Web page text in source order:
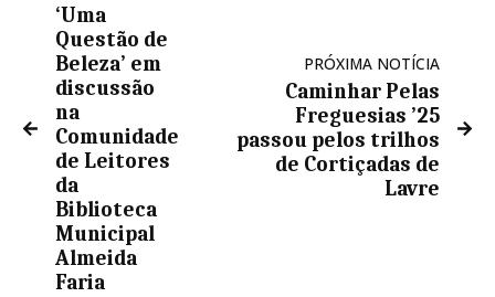
‘Uma
Questão de
Beleza’ em
discussão
na
Comunidade
de Leitores
da
Biblioteca
Municipal
Almeida
Faria
PRÓXIMA NOTÍCIA
Caminhar Pelas
Freguesias ’25
passou pelos trilhos
de Cortiçadas de
Lavre